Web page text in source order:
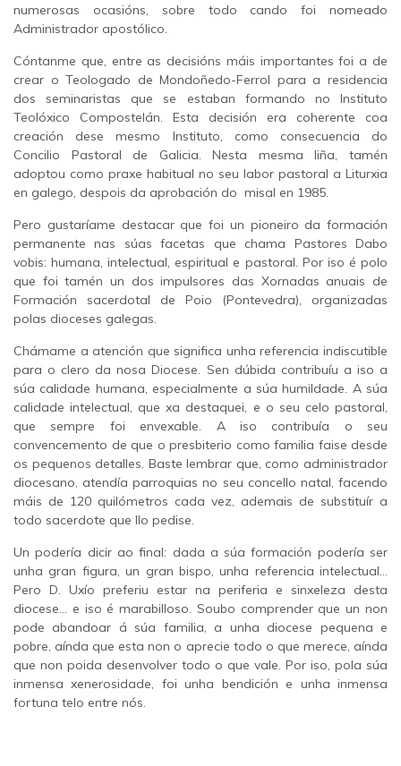
numerosas ocasións, sobre todo cando foi nomeado
Administrador apostólico.
Cóntanme que, entre as decisións máis importantes foi a de
crear o Teologado de Mondoñedo-Ferrol para a residencia
dos seminaristas que se estaban formando no Instituto
Teolóxico Compostelán. Esta decisión era coherente coa
creación dese mesmo Instituto, como consecuencia do
Concilio Pastoral de Galicia. Nesta mesma liña, tamén
adoptou como praxe habitual no seu labor pastoral a Liturxia
en galego, despois da aprobación do misal en 1985.
Pero gustaríame destacar que foi un pioneiro da formación
permanente nas súas facetas que chama Pastores Dabo
vobis: humana, intelectual, espiritual e pastoral. Por iso é polo
que foi tamén un dos impulsores das Xornadas anuais de
Formación sacerdotal de Poio (Pontevedra), organizadas
polas dioceses galegas.
Chámame a atención que significa unha referencia indiscutible
para o clero da nosa Diocese. Sen dúbida contribuíu a iso a
súa calidade humana, especialmente a súa humildade. A súa
calidade intelectual, que xa destaquei, e o seu celo pastoral,
que sempre foi envexable. A iso contribuía o seu
convencemento de que o presbiterio como familia faise desde
os pequenos detalles. Baste lembrar que, como administrador
diocesano, atendía parroquias no seu concello natal, facendo
máis de 120 quilómetros cada vez, ademais de substituír a
todo sacerdote que llo pedise.
Un podería dicir ao final: dada a súa formación podería ser
unha gran figura, un gran bispo, unha referencia intelectual…
Pero D. Uxío preferiu estar na periferia e sinxeleza desta
diocese… e iso é marabilloso. Soubo comprender que un non
pode abandoar á súa familia, a unha diocese pequena e
pobre, aínda que esta non o aprecie todo o que merece, aínda
que non poida desenvolver todo o que vale. Por iso, pola súa
inmensa xenerosidade, foi unha bendición e unha inmensa
fortuna telo entre nós.